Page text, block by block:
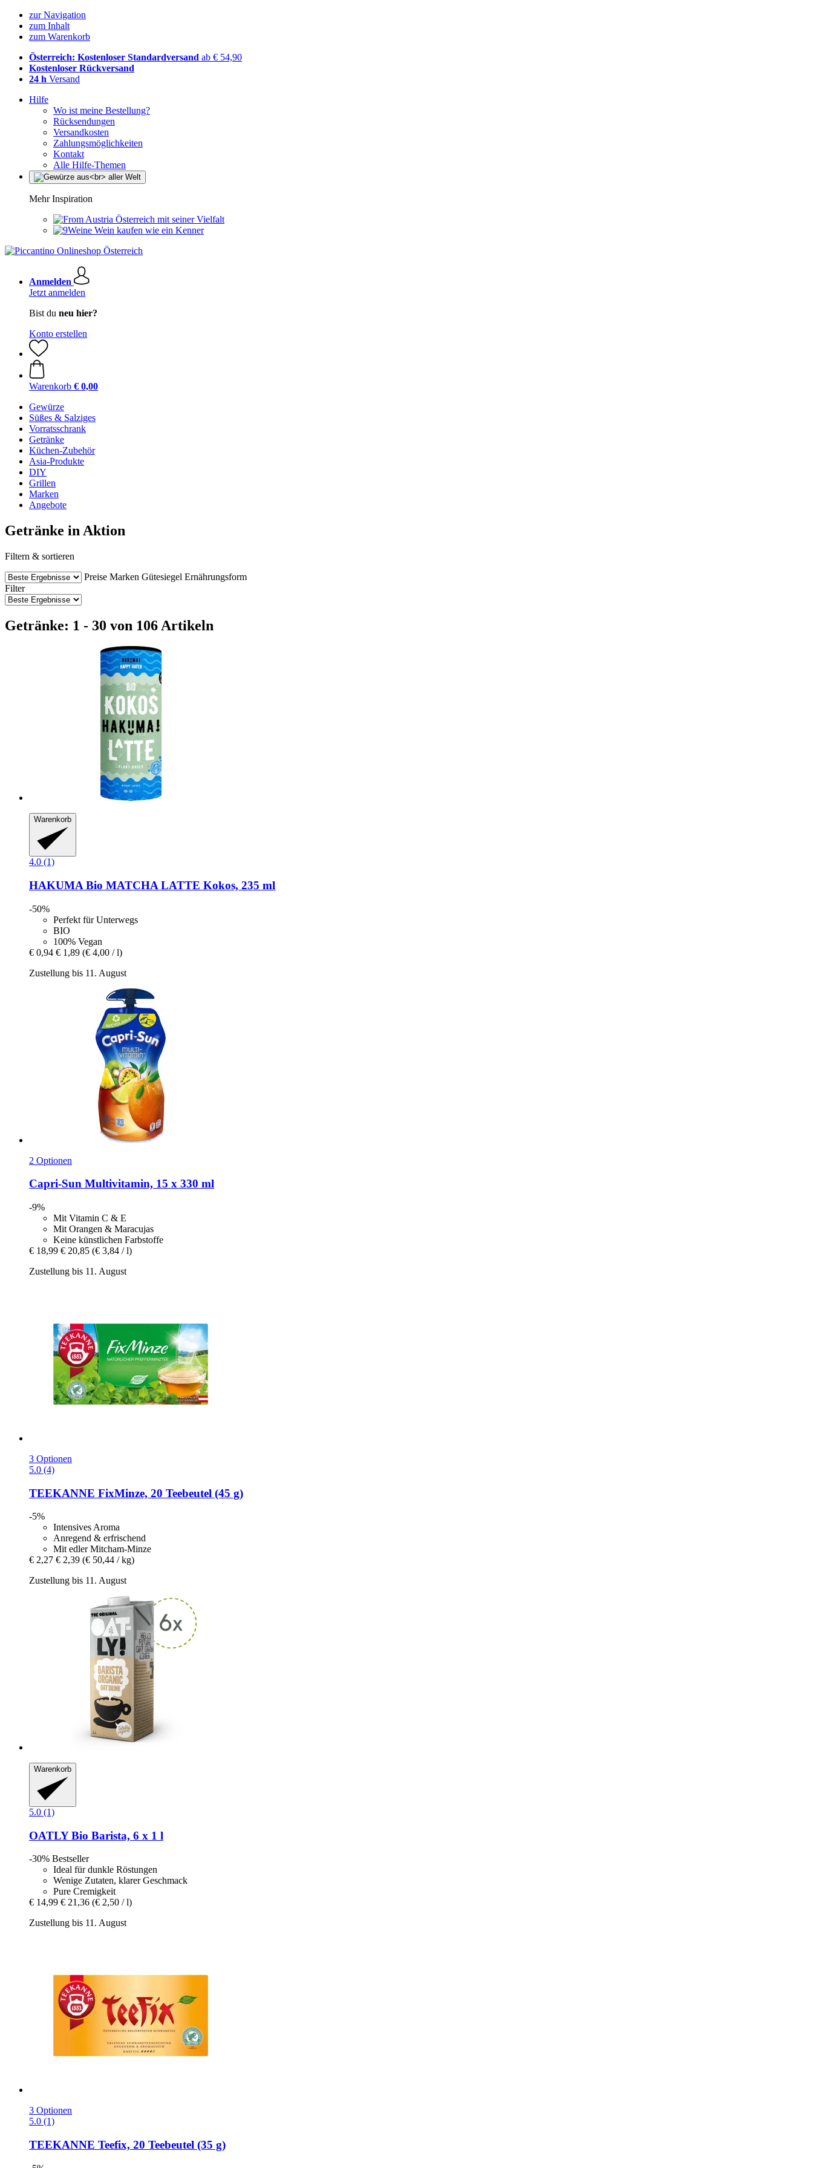
zur Navigation
zum Inhalt
zum Warenkorb
Österreich: Kostenloser Standardversand ab € 54,90
Kostenloser Rückversand
24 h Versand
Hilfe
Wo ist meine Bestellung?
Rücksendungen
Versandkosten
Zahlungsmöglichkeiten
Kontakt
Alle Hilfe-Themen
Mehr Inspiration
Österreich mit seiner Vielfalt
Wein kaufen wie ein Kenner
Anmelden
Jetzt anmelden
Bist du neu hier?
Konto erstellen
Warenkorb € 0,00
Gewürze
Süßes & Salziges
Vorratsschrank
Getränke
Küchen-Zubehör
Asia-Produkte
DIY
Grillen
Marken
Angebote
Getränke in Aktion
Filtern & sortieren
Preise Marken Gütesiegel Ernährungsform
Filter
Getränke: 1 - 30 von 106 Artikeln
Warenkorb
4.0 (1)
HAKUMA Bio MATCHA LATTE Kokos, 235 ml
-50%
Perfekt für Unterwegs
BIO
100% Vegan
€ 0,94 € 1,89 (€ 4,00 / l)
Zustellung bis 11. August
2 Optionen
Capri-Sun Multivitamin, 15 x 330 ml
-9%
Mit Vitamin C & E
Mit Orangen & Maracujas
Keine künstlichen Farbstoffe
€ 18,99 € 20,85 (€ 3,84 / l)
Zustellung bis 11. August
3 Optionen
5.0 (4)
TEEKANNE FixMinze, 20 Teebeutel (45 g)
-5%
Intensives Aroma
Anregend & erfrischend
Mit edler Mitcham-Minze
€ 2,27 € 2,39 (€ 50,44 / kg)
Zustellung bis 11. August
Warenkorb
5.0 (1)
OATLYBio Barista, 6 x 1 l
-30% Bestseller
Ideal für dunkle Röstungen
Wenige Zutaten, klarer Geschmack
Pure Cremigkeit
€ 14,99 € 21,36 (€ 2,50 / l)
Zustellung bis 11. August
3 Optionen
5.0 (1)
TEEKANNE Teefix, 20 Teebeutel (35 g)